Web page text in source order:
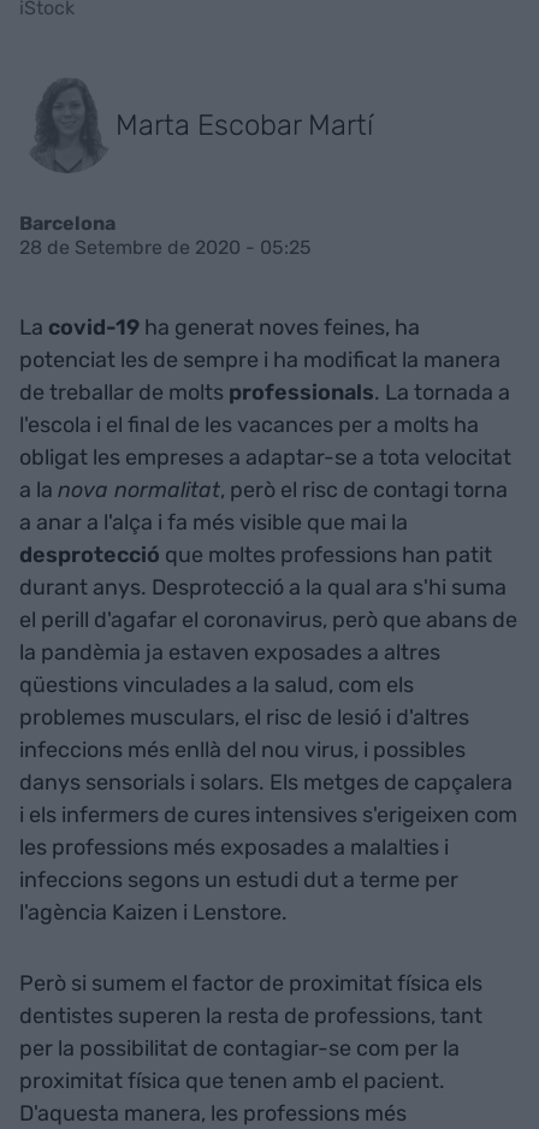
iStock
Marta Escobar Martí
Barcelona
28 de Setembre de 2020 - 05:25
La covid-19 ha generat noves feines, ha
potenciat les de sempre i ha modificat la manera
de treballar de molts professionals. La tornada a
l'escola i el final de les vacances per a molts ha
obligat les empreses a adaptar-se a tota velocitat
a la nova normalitat, però el risc de contagi torna
a anar a l'alça i fa més visible que mai la
desprotecció que moltes professions han patit
durant anys. Desprotecció a la qual ara s'hi suma
el perill d'agafar el coronavirus, però que abans de
la pandèmia ja estaven exposades a altres
qüestions vinculades a la salud, com els
problemes musculars, el risc de lesió i d'altres
infeccions més enllà del nou virus, i possibles
danys sensorials i solars. Els metges de capçalera
i els infermers de cures intensives s'erigeixen com
les professions més exposades a malalties i
infeccions segons un estudi dut a terme per
l'agència Kaizen i Lenstore.
Però si sumem el factor de proximitat física els
dentistes superen la resta de professions, tant
per la possibilitat de contagiar-se com per la
proximitat física que tenen amb el pacient.
D'aquesta manera, les professions més